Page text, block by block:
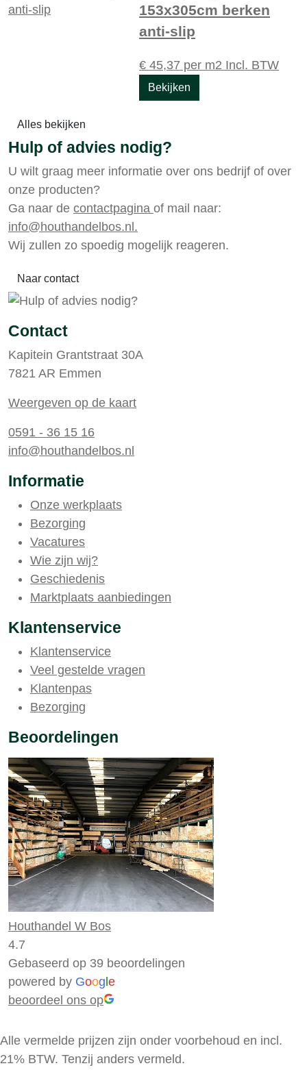
153x305cm berken
anti-slip
€ 45,37 per m2 Incl. BTW
Bekijken
Alles bekijken
Hulp of advies nodig?
U wilt graag meer informatie over ons bedrijf of over
onze producten?
Ga naar de contactpagina of mail naar:
info@houthandelbos.nl.
Wij zullen zo spoedig mogelijk reageren.
Naar contact
Contact
Kapitein Grantstraat 30A
7821 AR Emmen
Weergeven op de kaart
0591 - 36 15 16
info@houthandelbos.nl
Informatie
Onze werkplaats
Bezorging
Vacatures
Wie zijn wij?
Geschiedenis
Marktplaats aanbiedingen
Klantenservice
Klantenservice
Veel gestelde vragen
Klantenpas
Bezorging
Beoordelingen
Houthandel W Bos
4.7
Gebaseerd op 39 beoordelingen
powered by Goog e
beoordeel ons op
Alle vermelde prijzen zijn onder voorbehoud en incl.
21% BTW. Tenzij anders vermeld.